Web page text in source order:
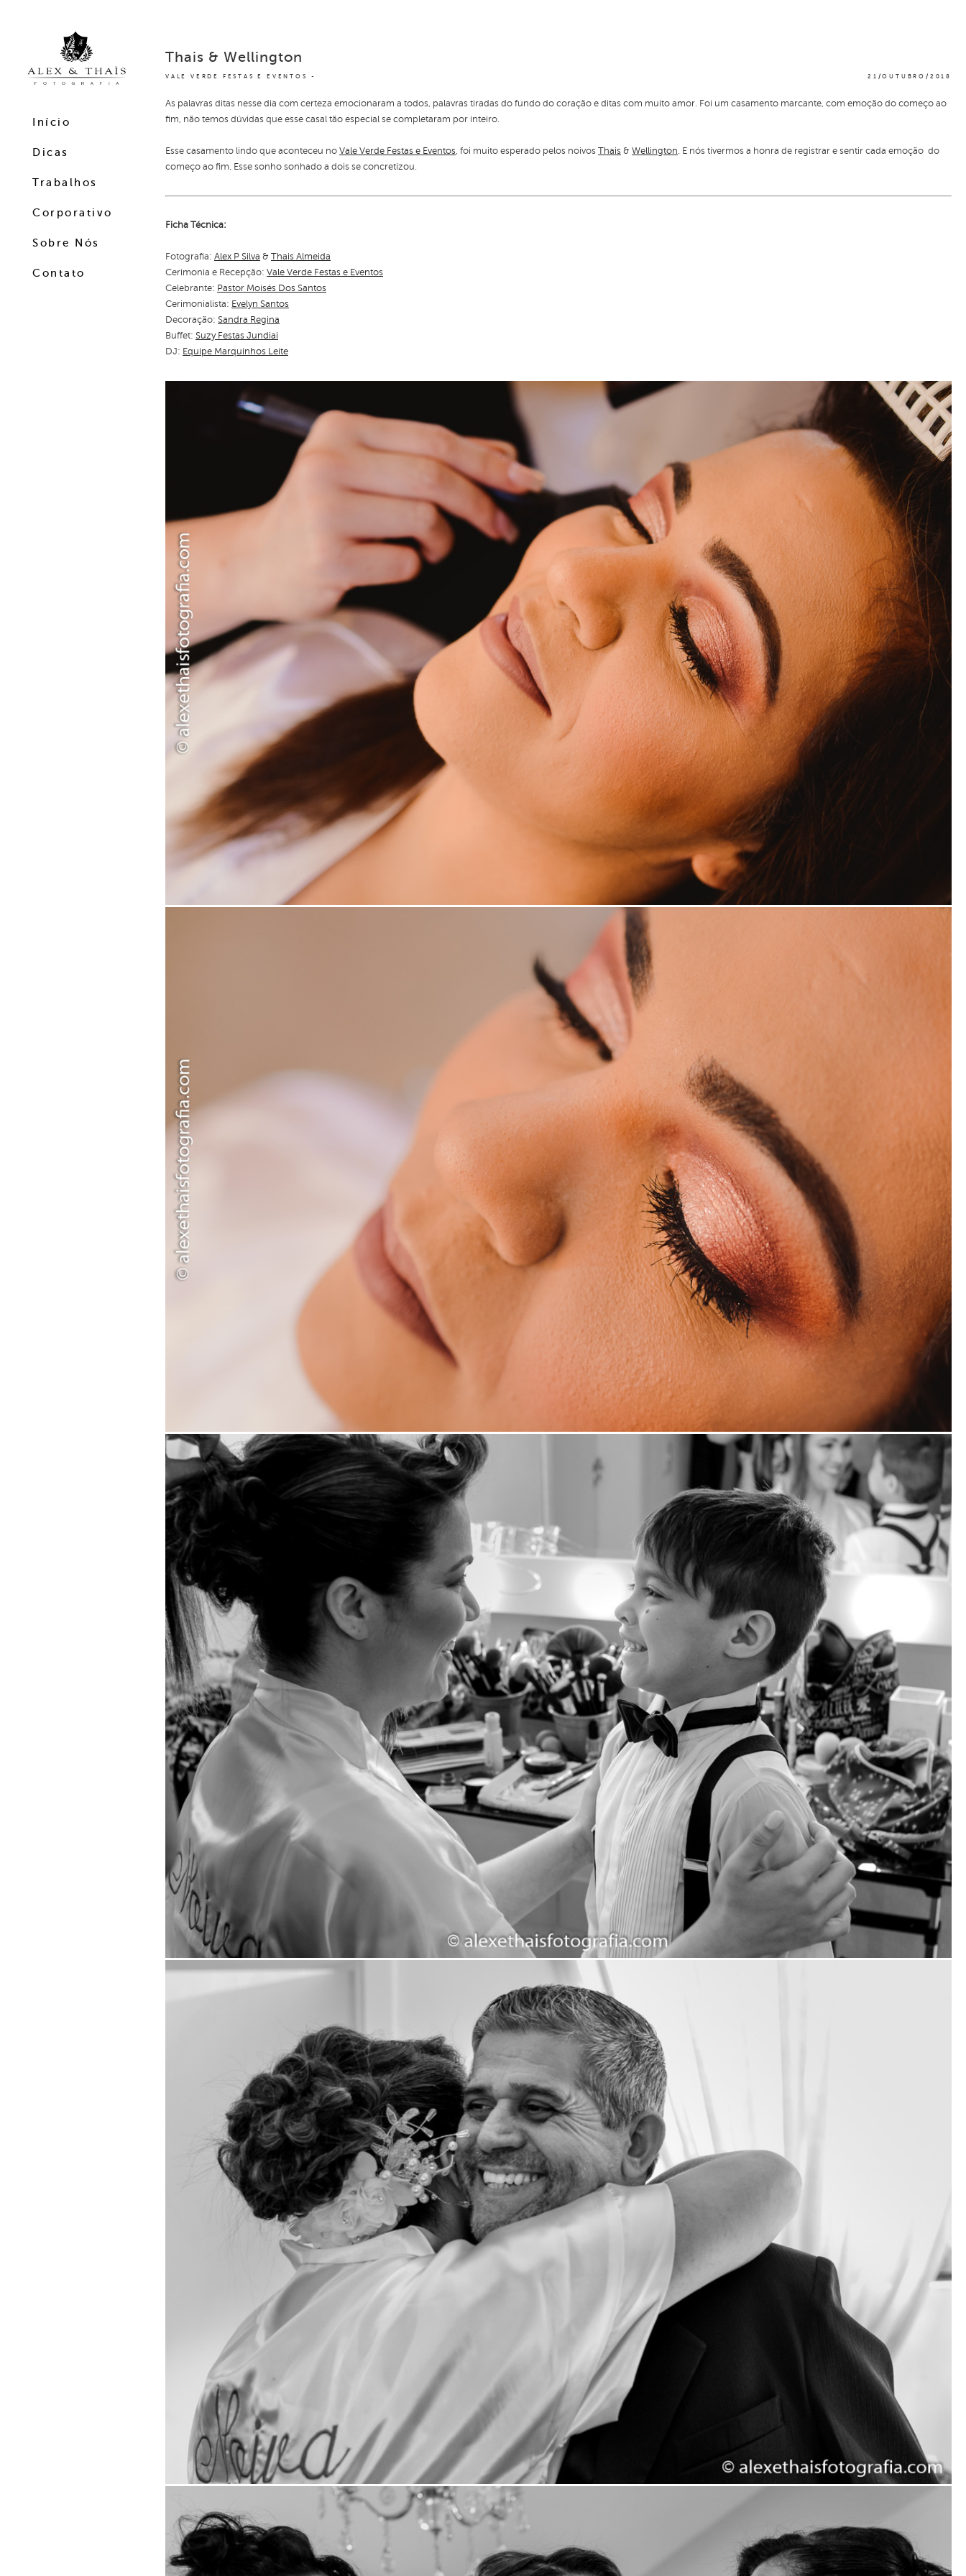
Início
Dicas
Trabalhos
Corporativo
Sobre Nós
Contato
VALE VERDE FESTAS E EVENTOS 21/OUTUBRO/2018
Thais & Wellington
As palavras ditas nesse dia com certeza emocionaram a todos, palavras tiradas do fundo do coração e ditas com muito amor. Foi um casamento marcante, com emoção do começo ao
fim, não temos dúvidas que esse casal tão especial se completaram por inteiro.
Esse casamento lindo que aconteceu no Vale Verde Festas e Eventos, foi muito esperado pelos noivos Thais & Wellington. E nós tivermos a honra de registrar e sentir cada emoção do
começo ao fim. Esse sonho sonhado a dois se concretizou.
Ficha Técnica:
Fotografia: Alex P Silva & Thais Almeida
Cerimonia e Recepção: Vale Verde Festas e Eventos
Celebrante: Pastor Moisés Dos Santos
Cerimonialista: Evelyn Santos
Decoração: Sandra Regina
Buffet: Suzy Festas Jundiai
DJ: Equipe Marquinhos Leite